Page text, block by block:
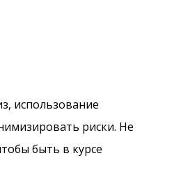
использование
риски. Не
быть в курсе